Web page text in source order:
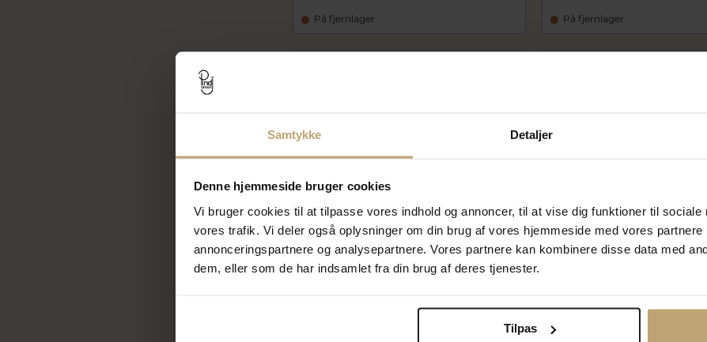
Samtykke Detaljer
Denne hjemmeside bruger cookies
Vi bruger cookies til at tilpasse vores indhold og annoncer, til at vise dig funktioner til sociale
vores trafik. Vi deler også oplysninger om din brug af vores hjemmeside med vores partnere
annonceringspartnere og analysepartnere. Vores partnere kan kombinere disse data med
dem, eller som de har indsamlet fra din brug af deres tjenester.
Tilpas
På fjernlager På fjernlager
mz5130027